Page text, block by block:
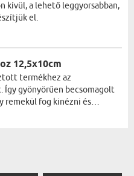
kívül, a lehető leggyorsabban,
el.
12,5x10cm
termékhez az
Így gyönyörűen becsomagolt
remekül fog kinézni és